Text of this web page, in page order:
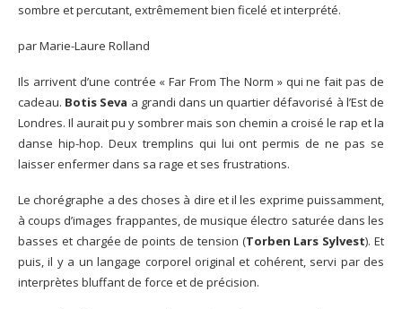
sombre et percutant, extrêmement bien ficelé et interprété.
par Marie-Laure Rolland
Ils arrivent d’une contrée « Far From The Norm » qui ne fait pas de
cadeau. Botis Seva a grandi dans un quartier défavorisé à l’Est de
Londres. Il aurait pu y sombrer mais son chemin a croisé le rap et la
danse hip-hop. Deux tremplins qui lui ont permis de ne pas se
laisser enfermer dans sa rage et ses frustrations.
Le chorégraphe a des choses à dire et il les exprime puissamment,
à coups d’images frappantes, de musique électro saturée dans les
basses et chargée de points de tension (Torben Lars Sylvest). Et
puis, il y a un langage corporel original et cohérent, servi par des
interprètes bluffant de force et de précision.